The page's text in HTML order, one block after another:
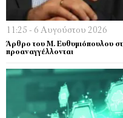
11:25 - 6 Αυγούστου 2026
Άρθρο του Μ. Ευθυμιόπουλου
προαναγγέλλονται